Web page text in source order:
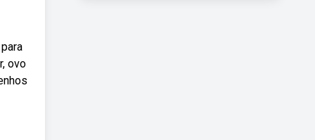
ovo